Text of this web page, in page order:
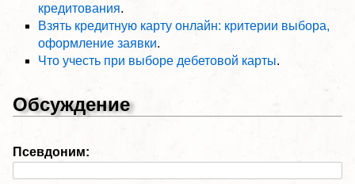
кредитования.
Взять кредитную карту онлайн: критерии выбора,
оформление заявки.
Что учесть при выборе дебетовой карты.
Обсуждение
Псевдоним: